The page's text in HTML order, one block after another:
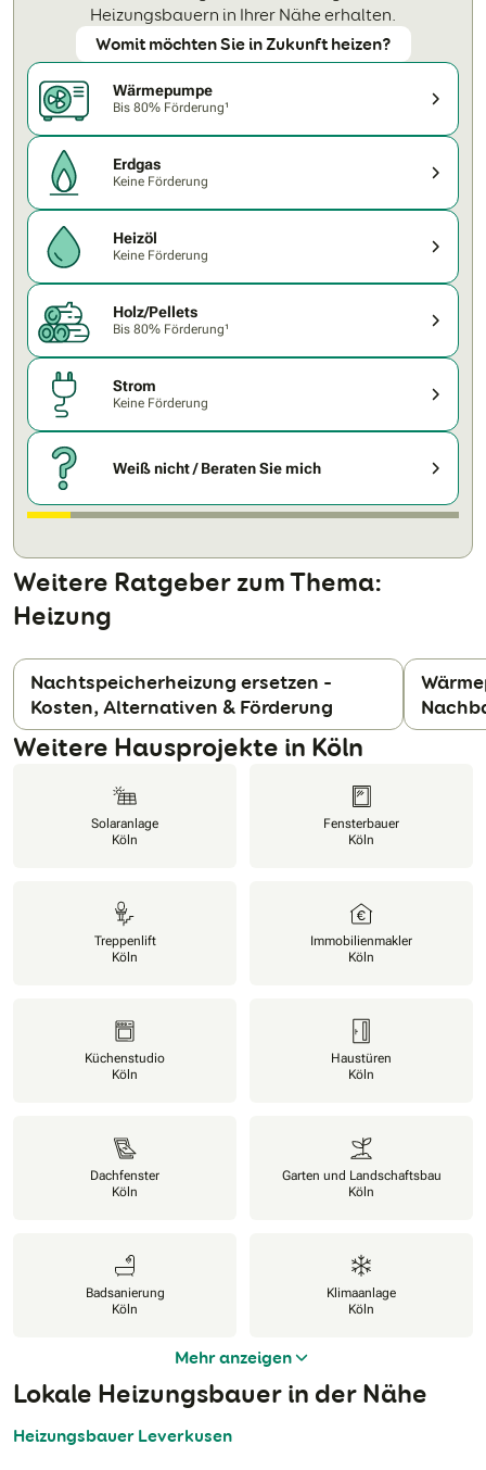
Heizungsbauern in Ihrer Nähe erhalten.
Womit möchten Sie in Zukunft heizen?
Wärmepumpe
Bis 80% Förderung¹
Erdgas
Keine Förderung
Heizöl
Keine Förderung
Holz/Pellets
Bis 80% Förderung¹
Strom
Keine Förderung
Weiß nicht / Beraten Sie mich
Weitere Ratgeber zum Thema:
Heizung
Nachtspeicherheizung ersetzen –
Kosten, Alternativen & Förderung
Weitere Hausprojekte in Köln
Solaranlage
Köln
Fensterbauer
Köln
Treppenlift
Köln
Immobilienmakler
Köln
Küchenstudio
Köln
Haustüren
Köln
Dachfenster
Köln
Garten und Landschaftsbau
Köln
Badsanierung
Köln
Klimaanlage
Köln
Mehr anzeigen
Lokale Heizungsbauer in der Nähe
Heizungsbauer Leverkusen